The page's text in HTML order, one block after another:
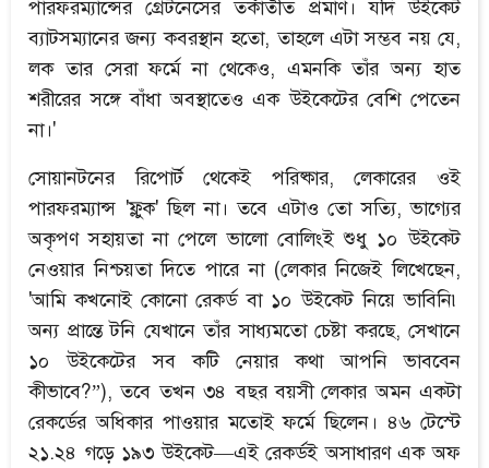
পারফরম্যান্সের গ্রেটনেসের তর্কাতীত প্রমাণ। যদি উইকেট
ব্যাটসম্যানের জন্য কবরস্থান হতো, তাহলে এটা সম্ভব নয় যে,
লক তার সেরা ফর্মে না থেকেও, এমনকি তাঁর অন্য হাত
শরীরের সঙ্গে বাঁধা অবস্থাতেও এক উইকেটের বেশি পেতেন
না।'
সোয়ানটনের রিপোর্ট থেকেই পরিষ্কার, লেকারের ওই
পারফরম্যান্স 'ফ্লুক' ছিল না। তবে এটাও তো সত্যি, ভাগ্যের
অকৃপণ সহায়তা না পেলে ভালো বোলিংই শুধু ১০ উইকেট
নেওয়ার নিশ্চয়তা দিতে পারে না (লেকার নিজেই লিখেছেন,
'আমি কখনোই কোনো রেকর্ড বা ১০ উইকেট নিয়ে ভাবিনি৷
অন্য প্রান্তে টনি যেখানে তাঁর সাধ্যমতো চেষ্টা করছে, সেখানে
১০ উইকেটের সব কটি নেয়ার কথা আপনি ভাববেন
কীভাবে?”), তবে তখন ৩৪ বছর বয়সী লেকার অমন একটা
রেকর্ডের অধিকার পাওয়ার মতোই ফর্মে ছিলেন। ৪৬ টেস্টে
২১.২৪ গড়ে ১৯৩ উইকেট—এই রেকর্ডই অসাধারণ এক অফ